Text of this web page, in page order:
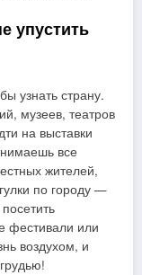
упустить
узнать страну.
музеев, театров
на выставки
все
жителей,
по городу —
фестивали или
воздухом, и